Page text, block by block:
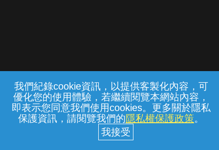
我們紀錄cookie資訊，以提供客製化內容，可
優化您的使用體驗，若繼續閱覽本網站內容，
即表示您同意我們使用cookies。更多關於隱私
保護資訊，請閱覽我們的隱私權保護政策。
常見問題 線上客服 服務條款 隱私權保護
中華電信股份有限公司個人家庭分公司
(統一編號：96979949) © 2026
{{notifyMsg}}